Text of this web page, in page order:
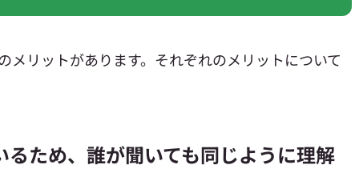
メリットがあります。それぞれのメリットについて
ため、誰が聞いても同じように理解